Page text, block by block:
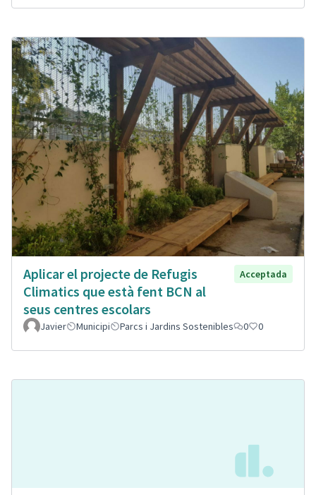
Aplicar el projecte de Refugis
Climatics que està fent BCN al
seus centres escolars
Acceptada
Javier Municipi Parcs i Jardins Sostenibles 0 0